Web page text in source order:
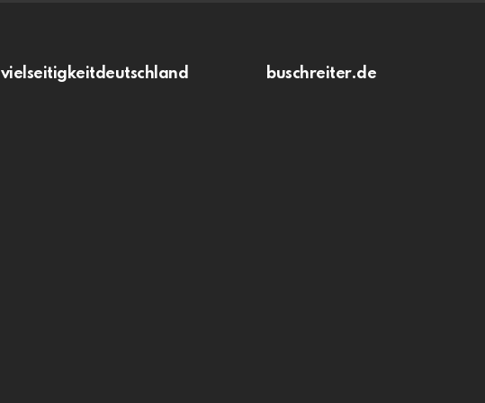
vielseitigkeitdeutschland buschreiter.de